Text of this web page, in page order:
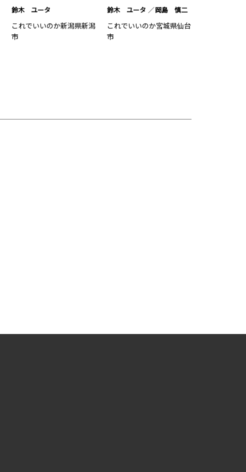
鈴木 ユータ
これでいいのか新潟県新潟
市
鈴木 ユータ 岡島 慎二
これでいいのか宮城県仙台
市